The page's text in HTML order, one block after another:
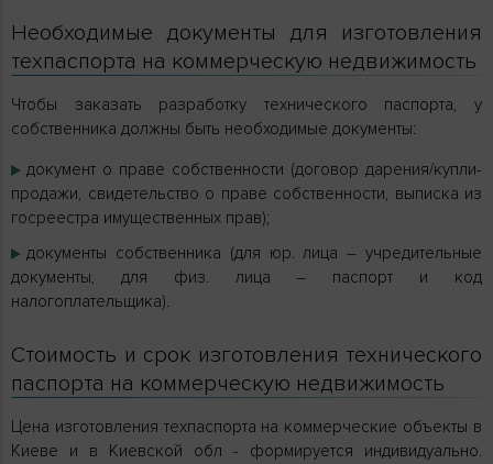
Необходимые документы для изготовления
техпаспорта на коммерческую недвижимость
Чтобы заказать разработку технического паспорта, у
собственника должны быть необходимые документы:
документ о праве собственности (договор дарения/купли-
продажи, свидетельство о праве собственности, выписка из
госреестра имущественных прав);
документы собственника (для юр. лица – учредительные
документы, для физ. лица – паспорт и код
налогоплательщика).
Стоимость и срок изготовления технического
паспорта на коммерческую недвижимость
Цена изготовления техпаспорта на коммерческие объекты в
Киеве и в Киевской обл - формируется индивидуально.